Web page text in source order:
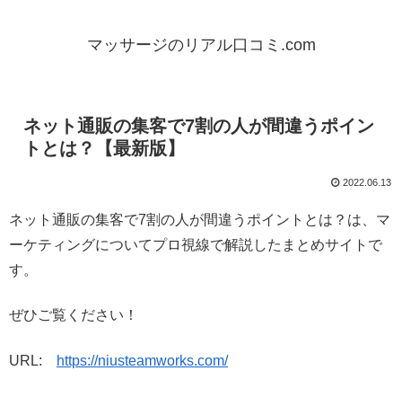
マッサージのリアル口コミ.com
ネット通販の集客で7割の人が間違うポイン
トとは？【最新版】
2022.06.13
ネット通販の集客で7割の人が間違うポイントとは？は、マ
ーケティングについてプロ視線で解説したまとめサイトで
す。
ぜひご覧ください！
URL: https://niusteamworks.com/